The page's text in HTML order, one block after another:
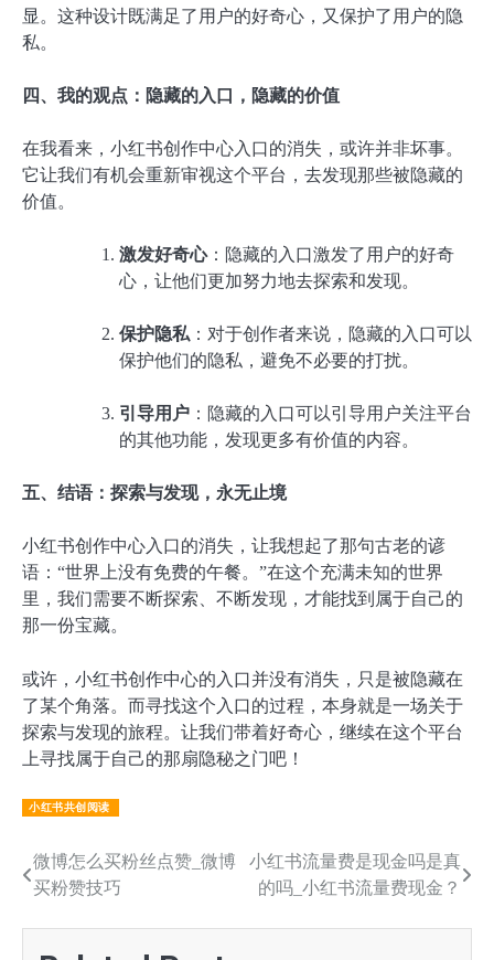
显。这种设计既满足了用户的好奇心，又保护了用户的隐
私。
四、我的观点：隐藏的入口，隐藏的价值
在我看来，小红书创作中心入口的消失，或许并非坏事。
它让我们有机会重新审视这个平台，去发现那些被隐藏的
价值。
激发好奇心：隐藏的入口激发了用户的好奇
心，让他们更加努力地去探索和发现。
保护隐私 ：对于创作者来说，隐藏的入口可以
保护他们的隐私，避免不必要的打扰。
引导用户 ：隐藏的入口可以引导用户关注平台
的其他功能，发现更多有价值的内容。
五、结语：探索与发现，永无止境
小红书创作中心入口的消失，让我想起了那句古老的谚
语：“世界上没有免费的午餐。”在这个充满未知的世界
里，我们需要不断探索、不断发现，才能找到属于自己的
那一份宝藏。
或许，小红书创作中心的入口并没有消失，只是被隐藏在
了某个角落。而寻找这个入口的过程，本身就是一场关于
探索与发现的旅程。让我们带着好奇心，继续在这个平台
上寻找属于自己的那扇隐秘之门吧！
小红书共创阅读
文微博怎么买粉丝点赞_微博
买粉赞技巧
小红书流量费是现金吗是真
的吗_小红书流量费现金？